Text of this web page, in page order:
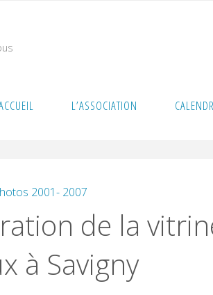
L’ASSOCIATION
2001- 2007
de la
à Savigny